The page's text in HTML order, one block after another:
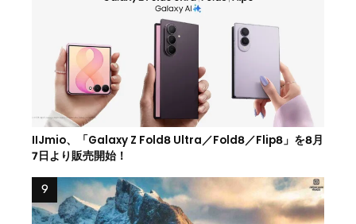
IIJmio、「Galaxy Z Fold8 Ultra／Fold8／Flip8」を8月
7日より販売開始！